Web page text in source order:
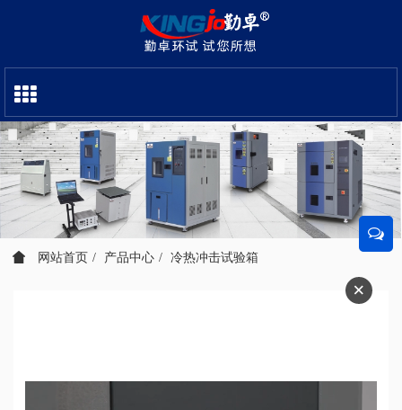
网站首页 产品中心 冷热冲击试验箱
×